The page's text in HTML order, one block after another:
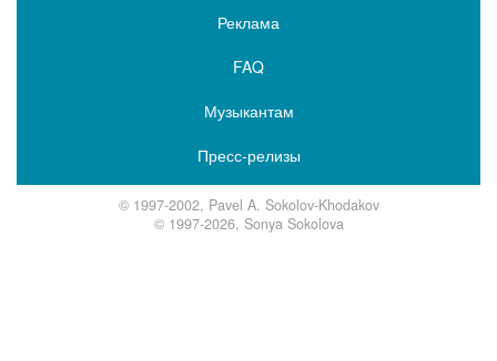
Реклама
FAQ
Музыкантам
Пресс-релизы
© 1997-2002, Pavel A. Sokolov-Khodakov
© 1997-2026, Sonya Sokolova